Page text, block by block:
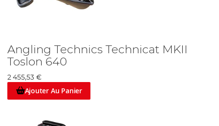
Angling Technics Technicat MKII
Toslon 640
2 455,53 €
Ajouter Au Panier